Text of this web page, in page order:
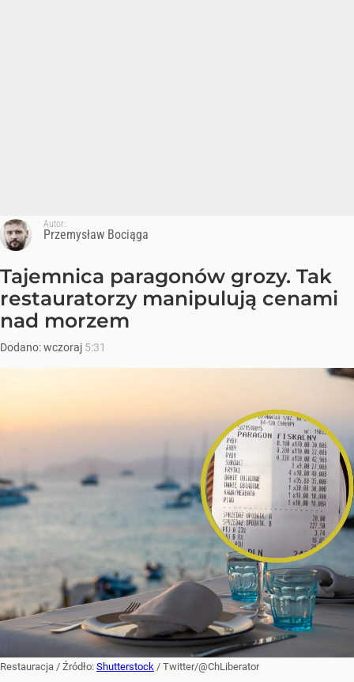
Autor:
Przemysław Bociąga
Tajemnica paragonów grozy. Tak
restauratorzy manipulują cenami
nad morzem
Dodano:wczoraj 5:31
Restauracja / Źródło: Shutterstock / Twitter/@ChLiberator